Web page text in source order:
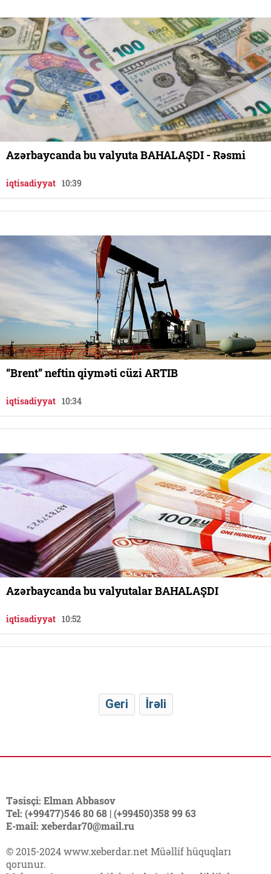
Azərbaycanda bu valyuta BAHALAŞDI - Rəsmi
iqtisadiyyat 10:39
“Brent” neftin qiyməti cüzi ARTIB
iqtisadiyyat 10:34
Azərbaycanda bu valyutalar BAHALAŞDI
iqtisadiyyat 10:52
Geri İrəli
Təsisçi: Elman Abbasov
Tel: (+99477)546 80 68 | (+99450)358 99 63
E-mail: xeberdar70@mail.ru
© 2015-2024 www.xeberdar.net Müəllif hüquqları
qorunur.